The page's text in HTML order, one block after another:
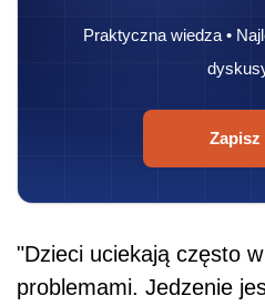
Praktyczna wiedza •
Zapisz
"Dzieci uciekają często
problemami. Jedzenie